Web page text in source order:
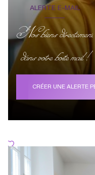
ALERTE E-MAIL
Nos biens directement
dans votre boite mail !
CRÉER UNE ALERTE